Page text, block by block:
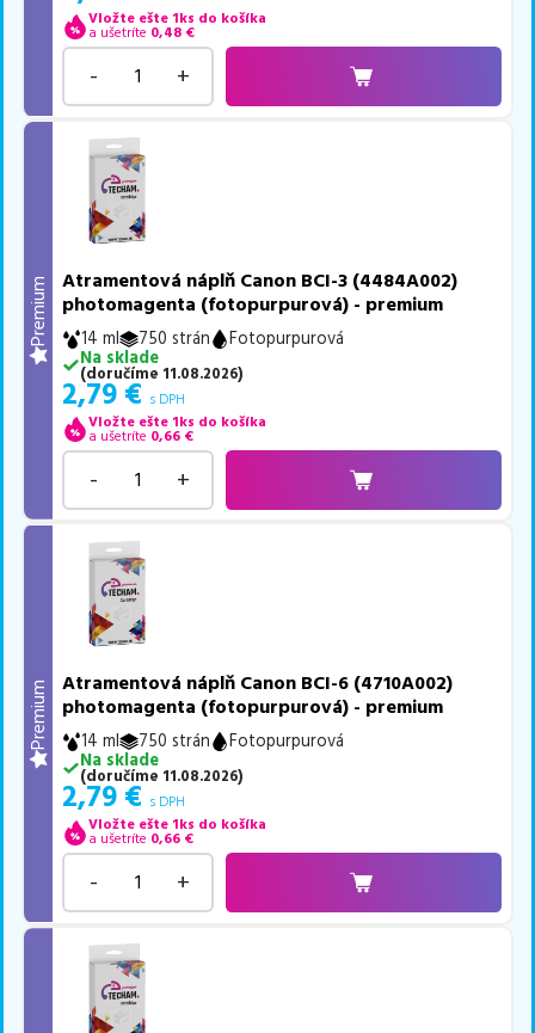
Vložte ešte 1ks do košíka
a ušetríte 0,48 €
- +
Premium
Atramentová náplň Canon BCI-3 (4484A002)
photomagenta (fotopurpurová) - premium
14 ml 750 strán
Fotopurpurová
Na sklade
(doručíme 11.08.2026)
2,79 € s DPH
Vložte ešte 1ks do košíka
a ušetríte 0,66 €
- +
Premium
Atramentová náplň Canon BCI-6 (4710A002)
photomagenta (fotopurpurová) - premium
14 ml 750 strán
Fotopurpurová
Na sklade
(doručíme 11.08.2026)
2,79 € s DPH
Vložte ešte 1ks do košíka
a ušetríte 0,66 €
- +